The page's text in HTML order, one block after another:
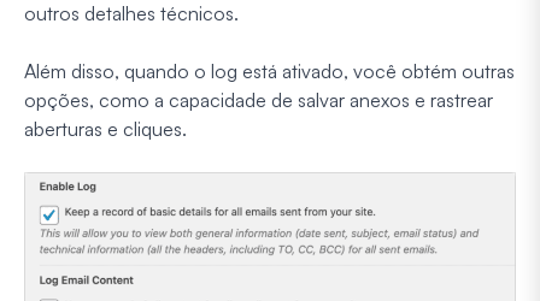
outros detalhes técnicos.
Além disso, quando o log está ativado, você obtém outras
opções, como a capacidade de salvar anexos e rastrear
aberturas e cliques.